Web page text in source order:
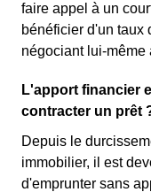
faire appel à un
bénéficier d'un taux
négociant lui-même
L'apport financier
contracter un prêt
Depuis le
immobilier, il est
d'emprunter sans